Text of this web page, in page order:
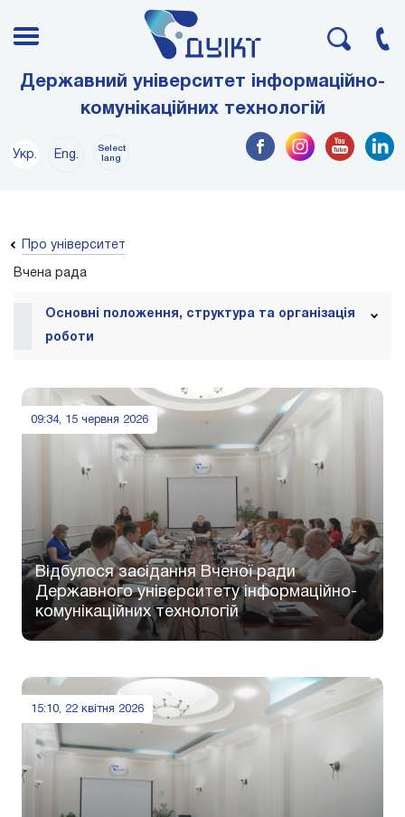
Державний університет інформаційно-
комунікаційних технологій
Укр. Eng.
Select
lang
Про університет
Вчена рада
Основні положення, структура та організація
роботи
09:34, 15 червня 2026
Відбулося засідання Вченої ради
Державного університету інформаційно-
комунікаційних технологій
15:10, 22 квітня 2026